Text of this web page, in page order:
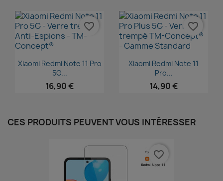
Aperçu rapide
Xiaomi Redmi Note 11 Pro
5G...
16,90 €
favorite_border
Aperçu rapide
Xiaomi Redmi Note 11
Pro...
14,90 €
favorite_border
CES PRODUITS PEUVENT VOUS INTÉRESSER
favorite_border